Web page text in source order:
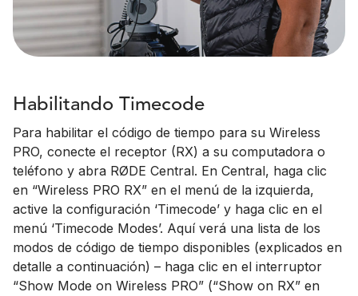
Habilitando Timecode
Para habilitar el código de tiempo para su Wireless
PRO, conecte el receptor (RX) a su computadora o
teléfono y abra RØDE Central. En Central, haga clic
en “Wireless PRO RX” en el menú de la izquierda,
active la configuración ‘Timecode’ y haga clic en el
menú ‘Timecode Modes’. Aquí verá una lista de los
modos de código de tiempo disponibles (explicados en
detalle a continuación) – haga clic en el interruptor
“Show Mode on Wireless PRO” (“Show on RX” en